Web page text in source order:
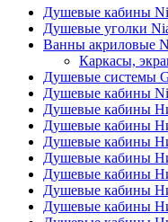
Душевые кабины
Душевые уголки
Ванны акриловые
Каркасы,
Душевые системы
Душевые кабины
Душевые кабины
Душевые кабины
Душевые кабины
Душевые кабины
Душевые кабины
Душевые кабины
Душевые кабины